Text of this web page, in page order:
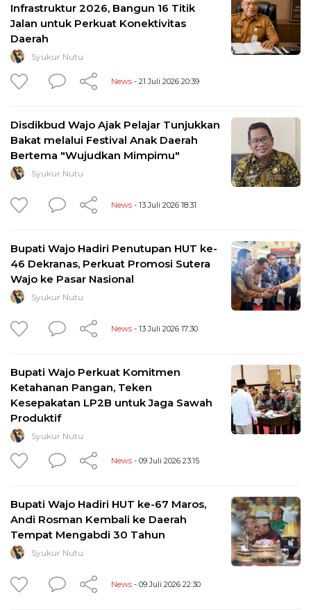
Infrastruktur 2026, Bangun 16 Titik
Jalan untuk Perkuat Konektivitas
Daerah
Syukur Nutu
News - 21 Juli 2026 20:39
Disdikbud Wajo Ajak Pelajar Tunjukkan
Bakat melalui Festival Anak Daerah
Bertema "Wujudkan Mimpimu"
Syukur Nutu
News - 13 Juli 2026 18:31
Bupati Wajo Hadiri Penutupan HUT ke-
46 Dekranas, Perkuat Promosi Sutera
Wajo ke Pasar Nasional
Syukur Nutu
News - 13 Juli 2026 17:30
Bupati Wajo Perkuat Komitmen
Ketahanan Pangan, Teken
Kesepakatan LP2B untuk Jaga Sawah
Produktif
Syukur Nutu
News - 09 Juli 2026 23:15
Bupati Wajo Hadiri HUT ke-67 Maros,
Andi Rosman Kembali ke Daerah
Tempat Mengabdi 30 Tahun
Syukur Nutu
News - 09 Juli 2026 22:30